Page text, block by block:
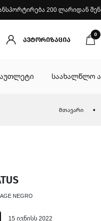
200 ლარიდან
ავტორიზაცია
0
აუთლეტი საახალწლო
მთავარი
NEGRO
15 ივნისს 2022